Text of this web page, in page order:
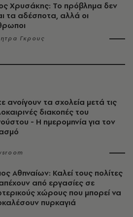
Χρυσάκης: Το πρόβλημα δεν
τα αδέσποτα, αλλά οι
Γκρους
ανοίγουν τα σχολεία μετά τις
διακοπές του
- Η ημερομηνία για τον
Αθηναίων: Καλεί τους πολίτες
από εργασίες σε
χώρους που μπορεί να
πυρκαγιά